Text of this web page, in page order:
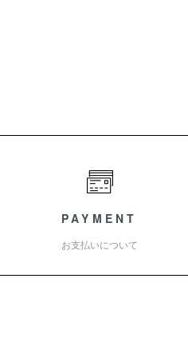
PAYMENT
お支払いについて